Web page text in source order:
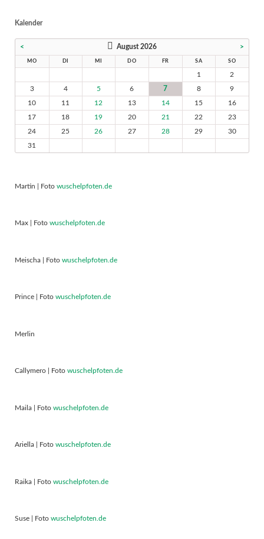
Kalender
< August 2026 >
MO DI MI DO FR SA SO
1
2
3
4 5 6 7 8
9
10
11 12 13 14 15
16
17
18 19 20 21 22
23
24
25 26 27 28 29
30
31
Martin | Foto wuschelpfoten.de
Max | Foto wuschelpfoten.de
Meischa | Foto wuschelpfoten.de
Prince | Foto wuschelpfoten.de
Merlin
Callymero | Foto wuschelpfoten.de
Maila | Foto wuschelpfoten.de
Ariella | Foto wuschelpfoten.de
Raika | Foto wuschelpfoten.de
Suse | Foto wuschelpfoten.de